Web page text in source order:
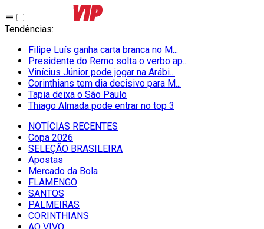
Tendências:
Filipe Luís ganha carta branca no M...
Presidente do Remo solta o verbo ap...
Vinícius Júnior pode jogar na Arábi...
Corinthians tem dia decisivo para M...
Tapia deixa o São Paulo
Thiago Almada pode entrar no top 3
NOTÍCIAS RECENTES
Copa 2026
SELEÇÃO BRASILEIRA
Apostas
Mercado da Bola
FLAMENGO
SANTOS
PALMEIRAS
CORINTHIANS